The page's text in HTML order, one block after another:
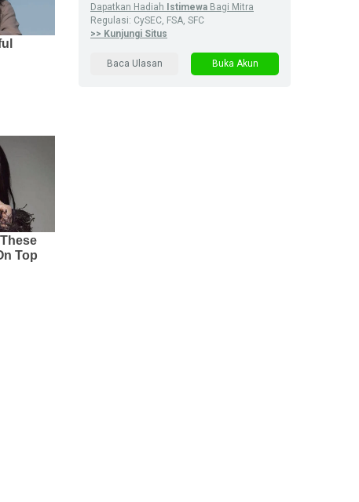
Dapatkan Hadiah Istimewa Bagi Mitra
Regulasi: CySEC, FSA, SFC
>> Kunjungi Situs
Baca Ulasan Buka Akun